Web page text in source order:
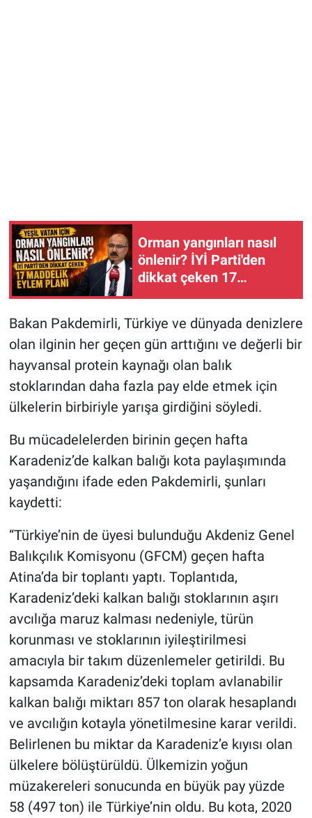
Orman yangınları nasıl
önlenir? İYİ Parti'den
dikkat çeken 17
maddelik eylem planı
Bakan Pakdemirli, Türkiye ve dünyada denizlere
olan ilginin her geçen gün arttığını ve değerli bir
hayvansal protein kaynağı olan balık
stoklarından daha fazla pay elde etmek için
ülkelerin birbiriyle yarışa girdiğini söyledi.
Bu mücadelelerden birinin geçen hafta
Karadeniz’de kalkan balığı kota paylaşımında
yaşandığını ifade eden Pakdemirli, şunları
kaydetti:
“Türkiye’nin de üyesi bulunduğu Akdeniz Genel
Balıkçılık Komisyonu (GFCM) geçen hafta
Atina’da bir toplantı yaptı. Toplantıda,
Karadeniz’deki kalkan balığı stoklarının aşırı
avcılığa maruz kalması nedeniyle, türün
korunması ve stoklarının iyileştirilmesi
amacıyla bir takım düzenlemeler getirildi. Bu
kapsamda Karadeniz’deki toplam avlanabilir
kalkan balığı miktarı 857 ton olarak hesaplandı
ve avcılığın kotayla yönetilmesine karar verildi.
Belirlenen bu miktar da Karadeniz’e kıyısı olan
ülkelere bölüştürüldü. Ülkemizin yoğun
müzakereleri sonucunda en büyük pay yüzde
58 (497 ton) ile Türkiye’nin oldu. Bu kota, 2020